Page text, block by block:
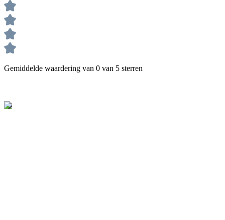
Gemiddelde waardering van 0 van 5 sterren